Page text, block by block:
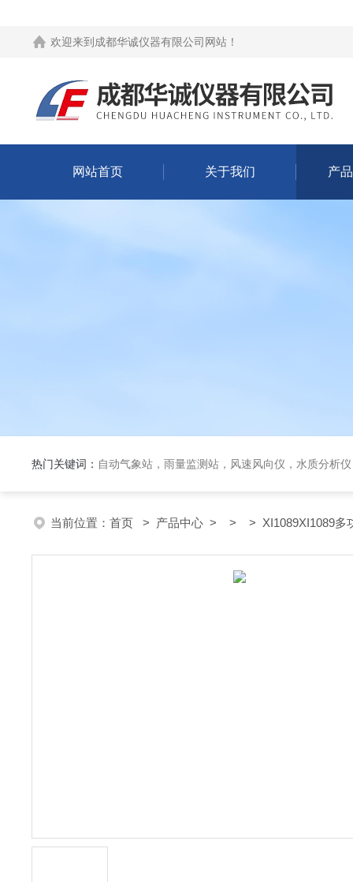
欢迎来到 成都华诚仪器有限公司网站 ！
网站首页 关于我们 产
热门关键词： 自动气象站，雨量监测站，风速风向仪，水质分析
当前位置： 首页 > 产品中心 > > > XI1089XI1089多